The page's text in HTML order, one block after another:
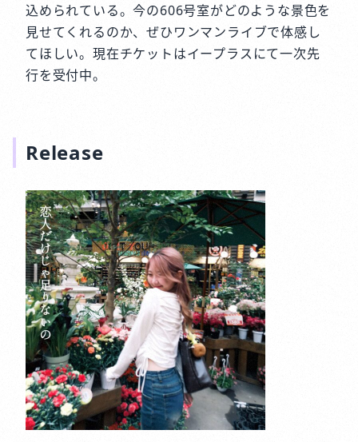
込められている。今の606号室がどのような景色を
見せてくれるのか、ぜひワンマンライブで体感し
てほしい。現在チケットはイープラスにて一次先
行を受付中。
Release